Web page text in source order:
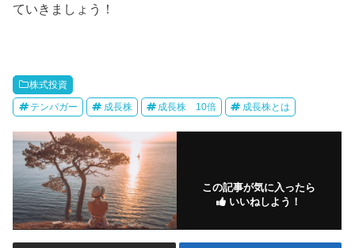
ていきましょう！
株式投資
テンバガー 成長株 成長株 10倍 成長株とは
この記事が気に入ったら
いいねしよう！